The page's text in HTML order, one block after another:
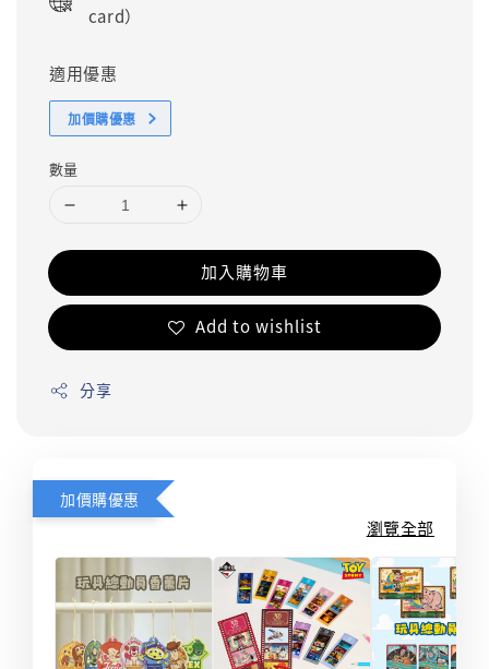
card）
適用優惠
加價購優惠
數量
加入購物車
Add to wishlist
分享
加價購優惠
瀏覽全部